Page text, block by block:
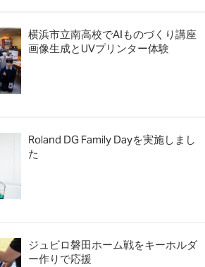
横浜市立南高校でAIものづくり講座
画像生成とUVプリンター体験
Roland DG Family Dayを実施しまし
た
ジュビロ磐田ホーム戦をキーホルダ
ー作りで応援